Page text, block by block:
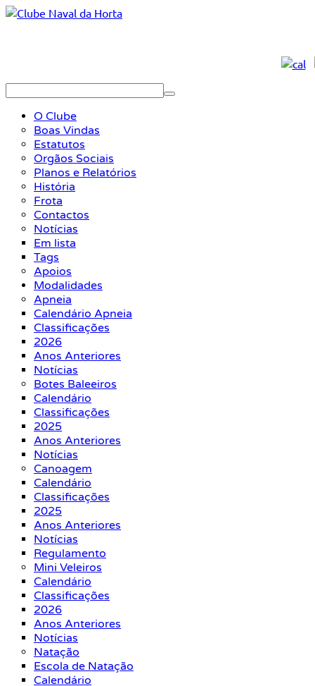
O Clube
Boas Vindas
Estatutos
Orgãos Sociais
Planos e Relatórios
História
Frota
Contactos
Notícias
Em lista
Tags
Apoios
Modalidades
Apneia
Calendário Apneia
Classificações
2026
Anos Anteriores
Notícias
Botes Baleeiros
Calendário
Classificações
2025
Anos Anteriores
Notícias
Canoagem
Calendário
Classificações
2025
Anos Anteriores
Notícias
Regulamento
Mini Veleiros
Calendário
Classificações
2026
Anos Anteriores
Notícias
Natação
Escola de Natação
Calendário